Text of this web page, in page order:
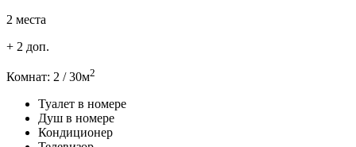
2 места
+ 2 доп.
Комнат: 2 / 30м2
Туалет в номере
Душ в номере
Кондиционер